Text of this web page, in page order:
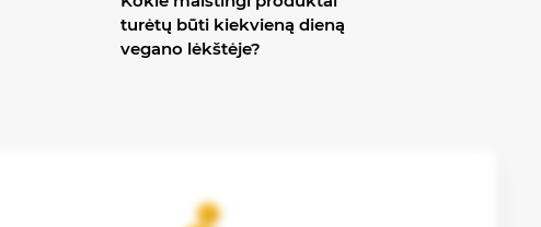
turėtų būti kiekvieną dieną
vegano lėkštėje?